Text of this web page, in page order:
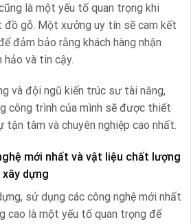
là một yếu tố quan trọng khi
đồ gỗ. Một xưởng uy tín sẽ cam kết
đảm bảo rằng khách hàng nhận
hảo và tin cậy.
và đội ngũ kiến trúc sư tài năng,
công trình của mình sẽ được thiết
tận tâm và chuyên nghiệp cao nhất.
mới nhất và vật liệu chất lượng
dựng
sử dụng các công nghệ mới nhất
cao là một yếu tố quan trọng để